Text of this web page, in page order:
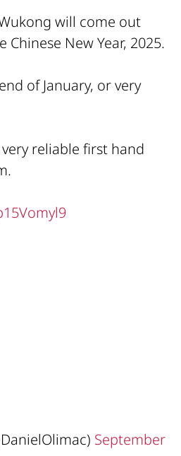
will come out
New Year, 2025.
of January, or very
reliable first hand
September